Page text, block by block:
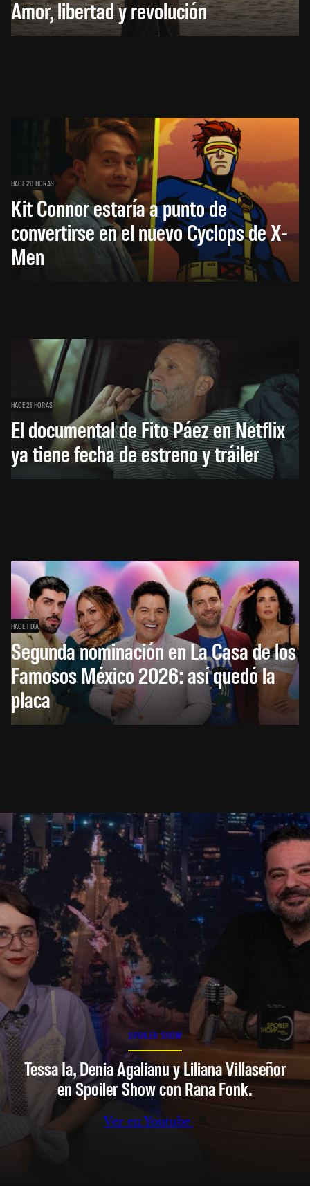
Amor, libertad y revolución
HACE 20 HORAS
Kit Connor estaría a punto de
convertirse en el nuevo Cyclops de X-
Men
HACE 21 HORAS
El documental de Fito Páez en Netflix
ya tiene fecha de estreno y tráiler
HACE 1 DÍA
Segunda nominación en La Casa de los
Famosos México 2026: así quedó la
placa
SPOILER SHOW
Tessa Ia, Denia Agalianu y Liliana Villaseñor
en Spoiler Show con Rana Fonk.
Ver en Youtube